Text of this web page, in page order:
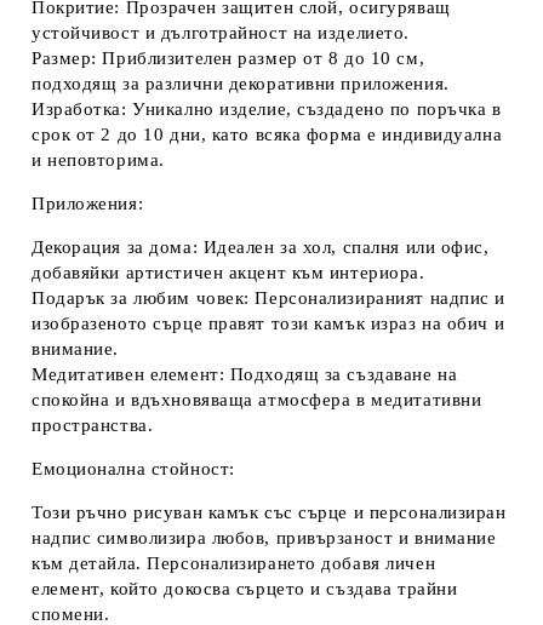
Покритие: Прозрачен защитен слой, осигуряващ
устойчивост и дълготрайност на изделието.
Размер: Приблизителен размер от 8 до 10 см,
подходящ за различни декоративни приложения.
Изработка: Уникално изделие, създадено по поръчка в
срок от 2 до 10 дни, като всяка форма е индивидуална
и неповторима.
Приложения:
Декорация за дома: Идеален за хол, спалня или офис,
добавяйки артистичен акцент към интериора.
Подарък за любим човек: Персонализираният надпис и
изобразеното сърце правят този камък израз на обич и
внимание.
Медитативен елемент: Подходящ за създаване на
спокойна и вдъхновяваща атмосфера в медитативни
пространства.
Емоционална стойност:
Този ръчно рисуван камък със сърце и персонализиран
надпис символизира любов, привързаност и внимание
към детайла. Персонализирането добавя личен
елемент, който докосва сърцето и създава трайни
спомени.